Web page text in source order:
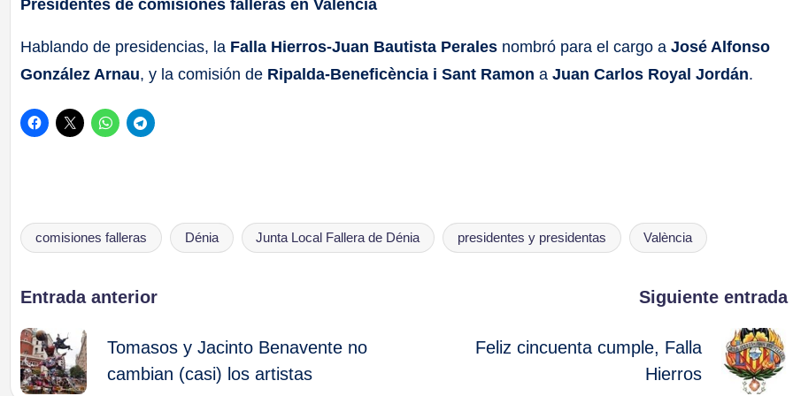
Presidentes de comisiones falleras en Valencia
Hablando de presidencias, la Falla Hierros-Juan Bautista Perales nombró para el cargo a José Alfonso
González Arnau, y la comisión de Ripalda-Beneficència i Sant Ramon aJuan Carlos Royal Jordán.
Etiquetas:
comisiones falleras Dénia Junta Local Fallera de Dénia presidentes y presidentas València
Navegación
de
Entrada anterior
Tomasos y Jacinto Benavente no
cambian (casi) los artistas
Siguiente entrada
Feliz cincuenta cumple, Falla
Hierros